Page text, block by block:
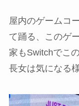
屋内のゲームコ
て踊る、このゲ
家もSwitchでこ
長女は気になる様